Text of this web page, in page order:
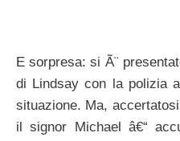
E sorpresa: si Ã¨
di Lindsay con la polizia
situazione. Ma,
il signor Michael â€“